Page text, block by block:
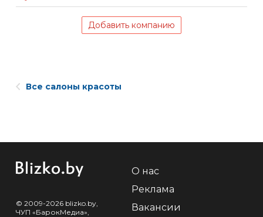
Добавить компанию
Все салоны красоты
© 2009-2026 blizko.by,
ЧУП «БарокМедиа»,
О нас
Реклама
Вакансии